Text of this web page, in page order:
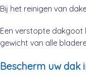
Bij het reinigen van
Een verstopte dakgoot
gewicht van alle
Bescherm uw dak